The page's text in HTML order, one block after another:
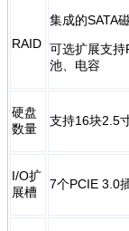
RAID
集成的SATA
可选扩展支
池、电容
硬盘
数量
支持16块2.5
I/O扩
展槽
7个PCIE 3.0